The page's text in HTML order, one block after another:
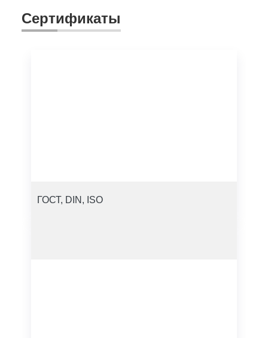
Сертификаты
ГОСТ, DIN, ISO